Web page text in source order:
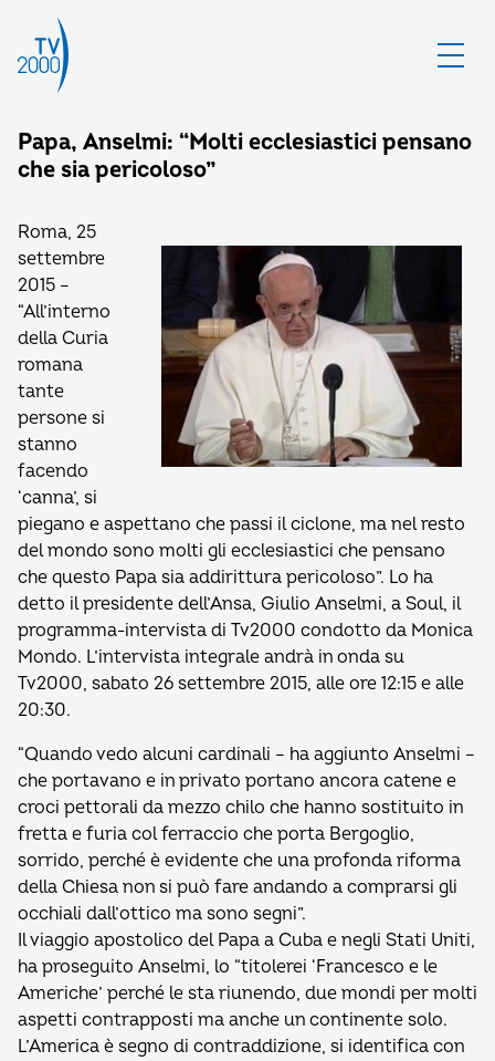
Papa, Anselmi: “Molti ecclesiastici pensano
che sia pericoloso”
Roma, 25
settembre
2015 –
“All’interno
della Curia
romana
tante
persone si
stanno
facendo
‘canna’, si
piegano e aspettano che passi il ciclone, ma nel resto
del mondo sono molti gli ecclesiastici che pensano
che questo Papa sia addirittura pericoloso”. Lo ha
detto il presidente dell’Ansa, Giulio Anselmi, a Soul, il
programma-intervista di Tv2000 condotto da Monica
Mondo. L’intervista integrale andrà in onda su
Tv2000, sabato 26 settembre 2015, alle ore 12:15 e alle
20:30.
“Quando vedo alcuni cardinali – ha aggiunto Anselmi –
che portavano e in privato portano ancora catene e
croci pettorali da mezzo chilo che hanno sostituito in
fretta e furia col ferraccio che porta Bergoglio,
sorrido, perché è evidente che una profonda riforma
della Chiesa non si può fare andando a comprarsi gli
occhiali dall’ottico ma sono segni”.
Il viaggio apostolico del Papa a Cuba e negli Stati Uniti,
ha proseguito Anselmi, lo “titolerei ‘Francesco e le
Americhe’ perché le sta riunendo, due mondi per molti
aspetti contrapposti ma anche un continente solo.
L’America è segno di contraddizione, si identifica con